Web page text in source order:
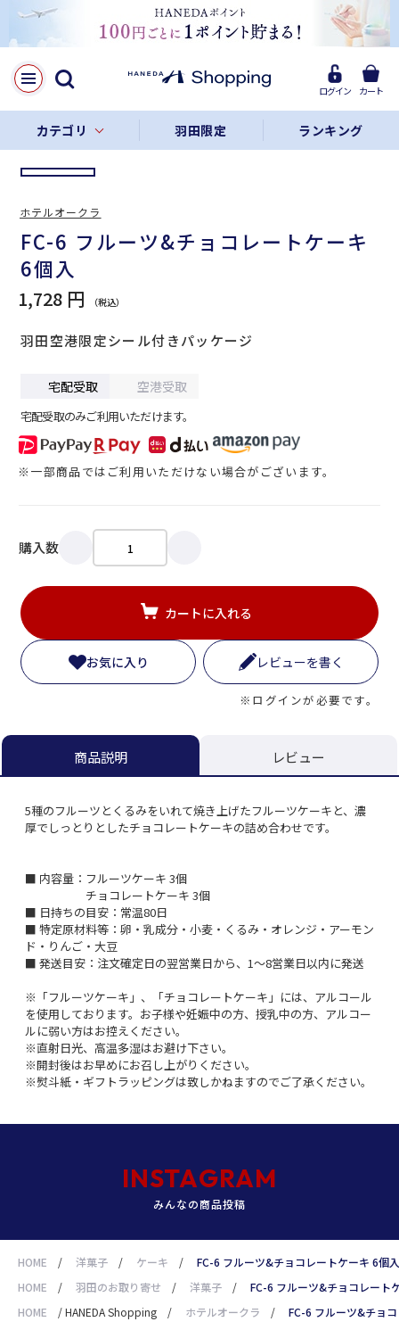
ログイン カート
カテゴリ 羽田限定 ランキング
HOME / 洋菓子 / ケーキ /
FC-6 フルーツ&チョコレートケーキ 6個入
HOME
/ 羽田のお取り寄せ / 洋菓子 /
FC-6 フルーツ&チョコレート
HOME
/HANEDA Shopping / ホテルオークラ / FC-6 フルーツ&チョ
LINE
Facebook
リンクをコピー
FC-6 フルーツ&チョコレートケーキ
6個入
羽田空港限定シール付きパッケージ
1,728 円
宅配受取 空港受取
宅配受取のみご利用いただけます。
※一部商品ではご利用いただけない場合がございます。
購入数
カートに入れる
お気に入り レビューを書く
※ログインが必要です。
ホテルオークラ
商品説明 レビュー
5種のフルーツとくるみをいれて焼き上げたフルーツケーキと、濃
厚でしっとりとしたチョコレートケーキの詰め合わせです。
■ 内容量：フルーツケーキ 3個
チョコレートケーキ 3個
■ 日持ちの目安：常温80日
■ 特定原材料等：卵・乳成分・小麦・くるみ・オレンジ・アーモン
ド・りんご・大豆
■ 発送目安：注文確定日の翌営業日から、1～8営業日以内に発送
※「フルーツケーキ」、「チョコレートケーキ」には、アルコール
を使用しております。お子様や妊娠中の方、授乳中の方、アルコー
ルに弱い方はお控えください。
※直射日光、高温多湿はお避け下さい。
※開封後はお早めにお召し上がりください。
※熨斗紙・ギフトラッピングは致しかねますのでご了承ください。
INSTAGRAM
みんなの商品投稿